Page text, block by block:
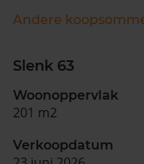
Andere
Slenk 63
Woonoppervlak
201 m2
Verkoopdatum